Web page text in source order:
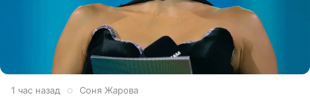
1 час назад Соня Жарова